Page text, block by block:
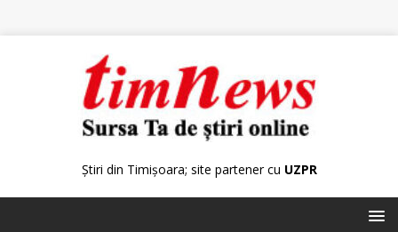
Știri din Timișoara; site partener cu UZPR